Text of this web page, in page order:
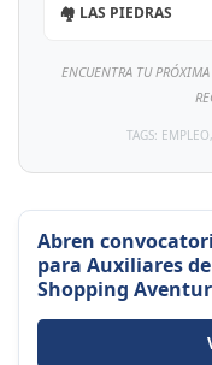
🏘️ LAS PIEDRAS
ENCUENTRA TU
TAGS:
Abren
para Auxiliares
Shopping